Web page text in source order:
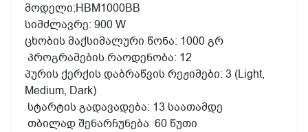
მოდელი:HBM1000BB
სიმძლავრე: 900 W
ცხობის მაქსიმალური წონა: 1000 გრ
პროგრამების რაოდენობა: 12
პურის ქერქის დაბრაწვის რეჟიმები: 3 (Light,
Medium, Dark)
სტარტის გადავადება: 13 საათამდე
თბილად შენარჩუნება 60 წუთი